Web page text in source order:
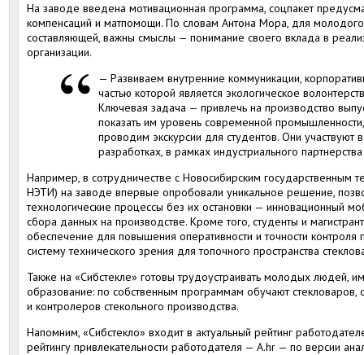
На заводе введена мотивационная программа, соцпакет
компенсаций и матпомощи. По словам Антона Мора, для
составляющей, важны смыслы — понимание своего вклада в
организации.
— Развиваем внутренние коммуникации,
частью которой является экологическое
Ключевая задача — привлечь на производство
показать им уровень современной
проводим экскурсии для студентов. Они участвуют
разработках, в рамках индустриального
Например, в сотрудничестве с Новосибирским государственным
НЭТИ) на заводе впервые опробовали уникальное решение,
технологические процессы без их остановки — инновационный
сбора данных на производстве. Кроме того, студенты и
обеспечение для повышения оперативности и точности
систему технического зрения для топочного пространства
Также на «Сибстекле» готовы трудоустраивать молодых людей,
образование: по собственным программам обучают
и контролеров стекольного производства.
Напомним, «Сибстекло» входит в актуальный рейтинг
рейтингу привлекательности работодателя — А.hr — по версии